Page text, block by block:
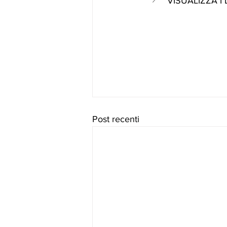
Post recenti